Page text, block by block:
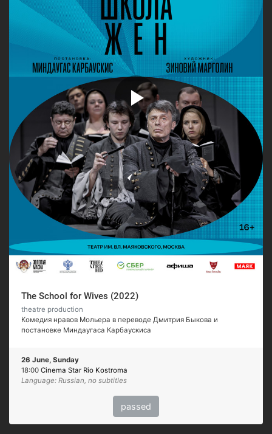
The School for Wives (2022)
theatre production
Комедия нравов Мольера в переводе Дмитрия Быкова и
постановке Миндаугаса Карбаускиса
26 June, Sunday
18:00 Cinema Star Rio Kostroma
Language: Russian, no subtitles
passed